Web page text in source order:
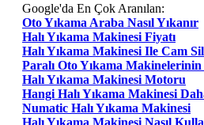
Google'da En Çok Aranılan:
Oto Yıkama Araba Nasıl Yıkanır
Halı Yıkama Makinesi Fiyatı
Halı Yıkama Makinesi Ile Cam
Paralı Oto Yıkama
Halı Yıkama Makinesi Motoru
Hangi Halı Yıkama Makinesi
Numatic Halı Yıkama Makinesi
Halı Yıkama Makinesi Nasıl